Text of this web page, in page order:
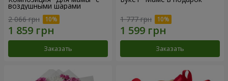
воздушными шарами
2 066 грн
Заказать
1 777 грн
Заказать